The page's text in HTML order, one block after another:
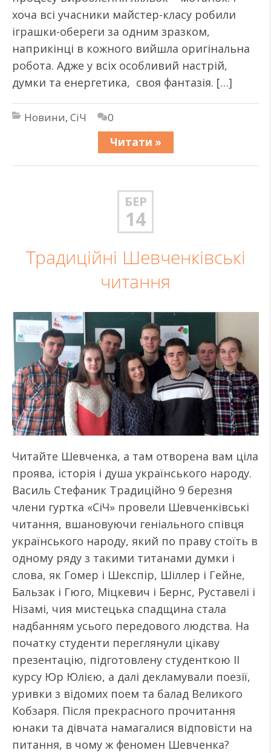
хоча всі учасники майстер-класу робили
іграшки-обереги за одним зразком,
наприкінці в кожного вийшла оригінальна
робота. Адже у всіх особливий настрій,
думки та енергетика, своя фантазія. […]
Новини, СіЧ
0
Читати »
БЕР
14
Традиційні Шевченківські
читання
Читайте Шевченка, а там отворена вам ціла
проява, історія і душа українського народу.
Василь Стефаник Традиційно 9 березня
члени гуртка «СіЧ» провели Шевченківські
читання, вшановуючи геніального співця
українського народу, який по праву стоїть в
одному ряду з такими титанами думки і
слова, як Гомер і Шекспір, Шіллер і Гейне,
Бальзак і Гюго, Міцкевич і Бернс, Руставелі і
Нізамі, чия мистецька спадщина стала
надбанням усього передового людства. На
початку студенти переглянули цікаву
презентацію, підготовлену студенткою ІІ
курсу Юр Юлією, а далі декламували поезії,
уривки з відомих поем та балад Великого
Кобзаря. Після прекрасного прочитання
юнаки та дівчата намагалися відповісти на
питання, в чому ж феномен Шевченка?